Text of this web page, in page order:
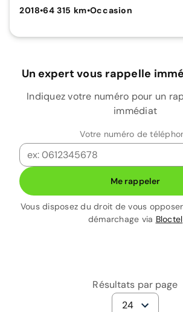
2018•64 315 km•Occasion
Un expert vous rappelle
Indiquez votre numéro pour un
immédiat
Votre numéro de
Me rappeler
Vous disposez du droit de vous
démarchage via Bloctel
Résultats par page
24